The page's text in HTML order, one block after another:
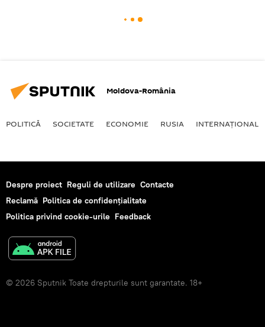
Moldova-România
POLITICĂ SOCIETATE ECONOMIE RUSIA INTERNAŢIONAL
Despre proiect Reguli de utilizare Contacte
Reclamă Politica de confidențialitate
Politica privind cookie-urile Feedback
© 2026 Sputnik Toate drepturile sunt garantate. 18+